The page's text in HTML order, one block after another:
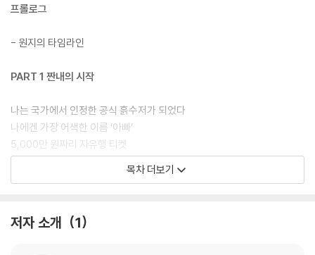
프롤로그
- 원지의 타임라인
PART 1 짠내의 시작
나는 국가에서 인정한 공식 흙수저가 되었다
나에겐 가장 어색한 이름 ‘아빠’
5,000만 원짜리 자유행 티켓
아프리카에 가야겠다
- 원지의 아프리카 여행 필수품
목차 더보기
저자 소개 1